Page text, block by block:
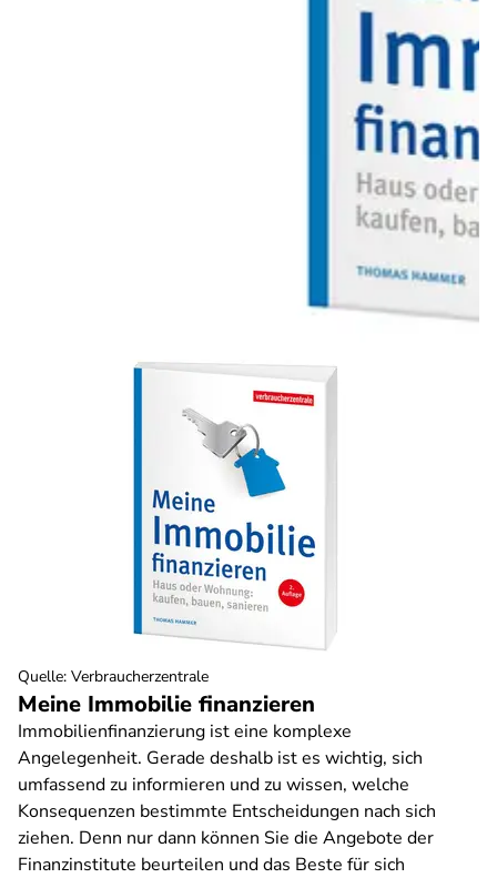
Meine Immobilie finanzieren
Immobilienfinanzierung ist eine komplexe
Angelegenheit. Gerade deshalb ist es wichtig, sich
umfassend zu informieren und zu wissen, welche
Konsequenzen bestimmte Entscheidungen nach sich
ziehen. Denn nur dann können Sie die Angebote der
Finanzinstitute beurteilen und das Beste für sich
Quelle: Verbraucherzentrale